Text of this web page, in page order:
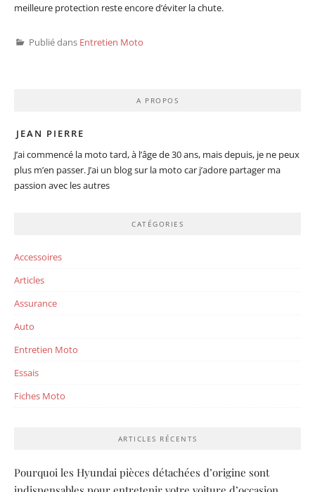
meilleure protection reste encore d’éviter la chute.
Publié dans Entretien Moto
A PROPOS
JEAN PIERRE
J’ai commencé la moto tard, à l’âge de 30 ans, mais depuis, je ne peux
plus m’en passer. J’ai un blog sur la moto car j’adore partager ma
passion avec les autres
CATÉGORIES
Accessoires
Articles
Assurance
Auto
Entretien Moto
Essais
Fiches Moto
ARTICLES RÉCENTS
Pourquoi les Hyundai pièces détachées d’origine sont